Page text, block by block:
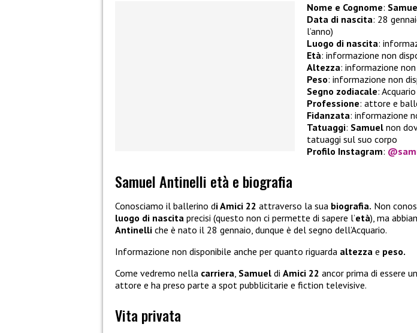
Nome e Cognome:
Data di nascita: 28
l’anno)
Luogo di nascita:
Età: informazione non
Altezza: informazione
Peso: informazione non
Segno zodiacale: Acquario
Professione: attore e
Fidanzata: informazione
Tatuaggi: Samuel non
tatuaggi sul suo corpo
Profilo Instagram:
Samuel Antinelli età e biografia
Conosciamo il ballerino di Amici 22 attraverso la sua biografia. Non
luogo di nascita precisi (questo non ci permette di sapere l’età), ma
Antinelli che è nato il 28 gennaio, dunque è del segno dell’Acquario.
Informazione non disponibile anche per quanto riguarda altezza e peso.
Come vedremo nella carriera Samuel di Amici 22 ancor prima di essere
attore e ha preso parte a spot pubblicitarie e fiction televisive.
Vita privata